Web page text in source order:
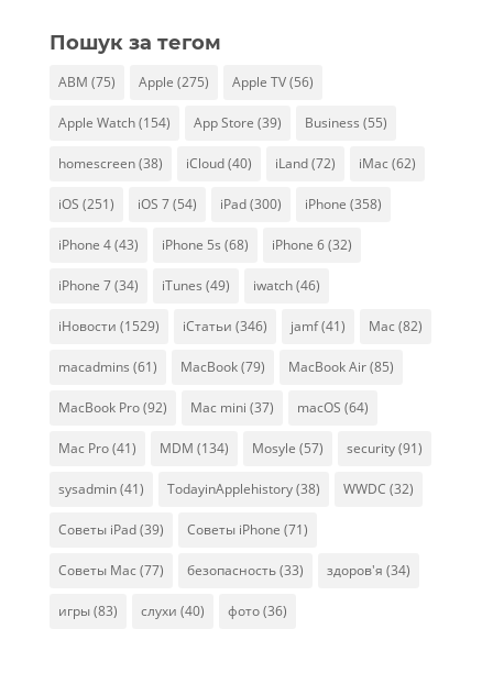
Пошук за тегом
ABM (75) Apple (275) Apple TV(56)
Apple Watch(154) App Store (39) Business (55)
homescreen(38) iCloud(40) iLand(72) iMac (62)
iOS (251) iOS 7(54) iPad(300) iPhone (358)
iPhone 4(43) iPhone 5s (68) iPhone 6(32)
iPhone 7(34) iTunes (49) iwatch(46)
iНовости (1529) iСтатьи (346) jamf(41) Mac (82)
macadmins (61) MacBook(79) MacBook Air(85)
MacBook Pro(92) Mac mini (37) macOS (64)
Mac Pro(41) MDM (134) Mosyle (57) security(91)
sysadmin(41) TodayinApplehistory(38) WWDC (32)
Советы iPad(39) Советы iPhone (71)
Советы Mac (77) безопасность(33) здоров'я (34)
игры(83) слухи (40) фото(36)